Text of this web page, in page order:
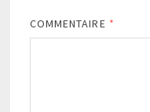
COMMENTAIRE *